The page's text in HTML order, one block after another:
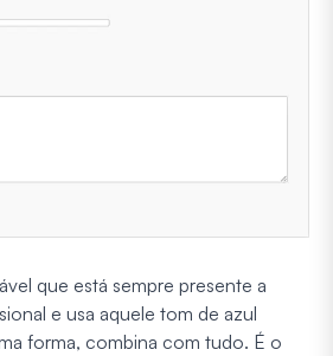
que está sempre presente a
e usa aquele tom de azul
forma, combina com tudo. É o